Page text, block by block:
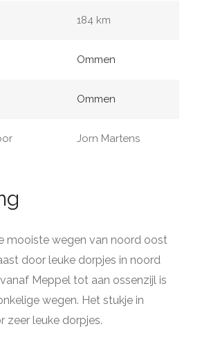
184 km
Ommen
Ommen
Jorn Martens
mooiste wegen van noord oost
door leuke dorpjes in noord
Meppel tot aan ossenzijl is
wegen. Het stukje in
zeer leuke dorpjes.